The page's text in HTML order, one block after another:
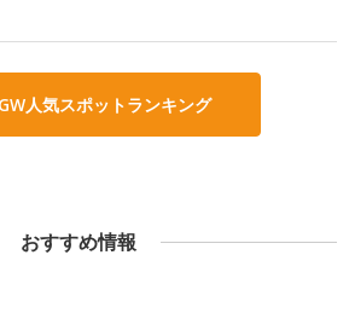
人気スポットランキング
おすすめ情報